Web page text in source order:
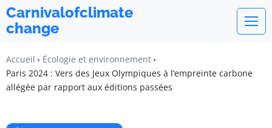
Carnivalofclimate
change
Accueil
Écologie et environnement
Paris 2024 : Vers des Jeux Olympiques à l’empreinte carbone
allégée par rapport aux éditions passées